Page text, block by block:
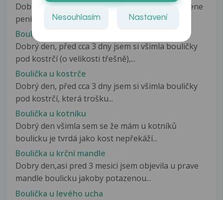
Dobrý den, asi už měsíc a půl mám bulku u kořene
penisu (viz. foto). Bulka...
Boulička u kostrče
Dobrý den, před cca 3 dny jsem si všimla bouličky
pod kostrčí (o velikosti třešně),...
Boulička u kostrče
Dobrý den, před cca 3 dny jsem si všimla bouličky
pod kostrčí, která trošku...
Boulička u kotníku
Dobrý den všimla sem se že mám u kotníků
boulicku je tvrdá jako kost nepřekáží...
Boulička u krční mandle
Dobry den,asi pred 3 mesici jsem objevila u prave
mandle boulicku jakoby potazenou...
Boulička u levého ucha
Nesouhlasím Nastavení